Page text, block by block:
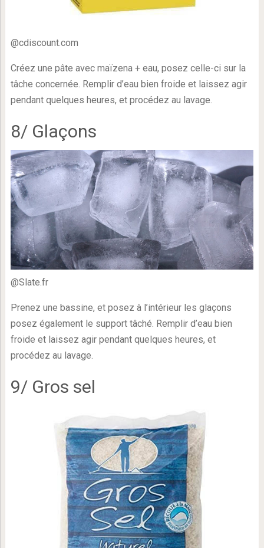
@cdiscount.com
Créez une pâte avec maïzena + eau, posez celle-ci sur la
tâche concernée. Remplir d’eau bien froide et laissez agir
pendant quelques heures, et procédez au lavage.
8/ Glaçons
@Slate.fr
Prenez une bassine, et posez à l’intérieur les glaçons
posez également le support tâché. Remplir d’eau bien
froide et laissez agir pendant quelques heures, et
procédez au lavage.
9/ Gros sel